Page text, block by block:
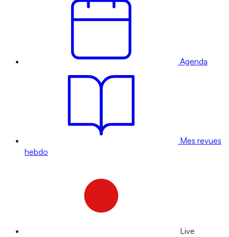
Agenda
Mes revues
hebdo
Live